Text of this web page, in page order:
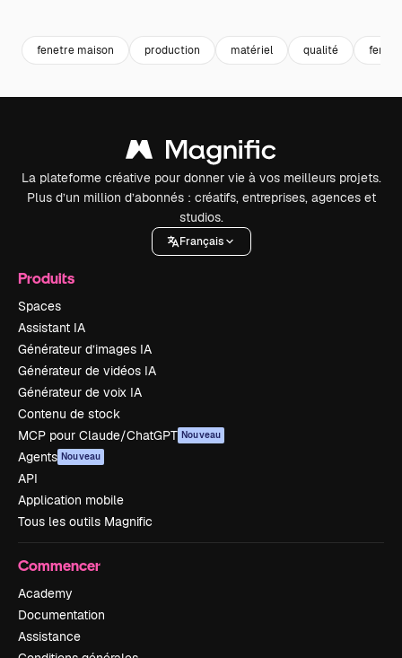
fenetre maison production matériel qualité
La plateforme créative pour donner vie à vos meilleurs projets.
Plus d’un million d’abonnés : créatifs, entreprises, agences et
studios.
Français
Produits
Spaces
Assistant IA
Générateur d’images IA
Générateur de vidéos IA
Générateur de voix IA
Contenu de stock
MCP pour Claude/ChatGPT Nouveau
Agents Nouveau
API
Application mobile
Tous les outils Magnific
Commencer
Academy
Documentation
Assistance